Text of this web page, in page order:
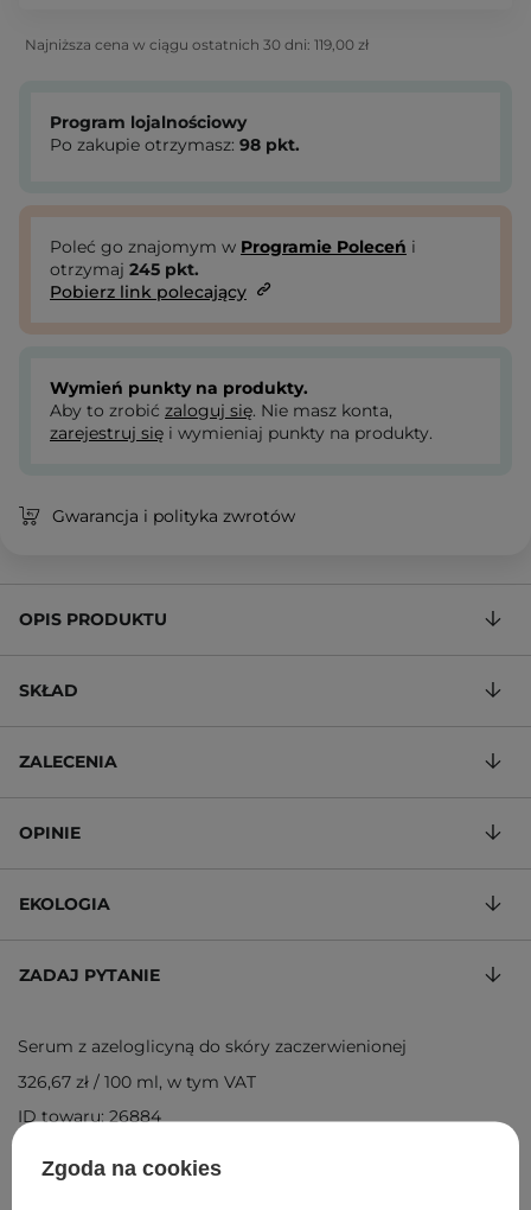
Najniższa cena w ciągu ostatnich 30 dni: 119,00 zł
Program lojalnościowy
Po zakupie otrzymasz: 98 pkt.
Poleć go znajomym w Programie Poleceń i
otrzymaj 245 pkt.
Pobierz link polecający
Wymień punkty na produkty.
Aby to zrobić zaloguj się. Nie masz konta,
zarejestruj się i wymieniaj punkty na produkty.
Gwarancja i polityka zwrotów
OPIS PRODUKTU
SKŁAD
ZALECENIA
OPINIE
EKOLOGIA
ZADAJ PYTANIE
Serum z azeloglicyną do skóry zaczerwienionej
326,67 zł / 100 ml, w tym VAT
ID towaru: 26884
Zgoda na cookies